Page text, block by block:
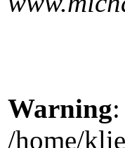
Warning
/home/